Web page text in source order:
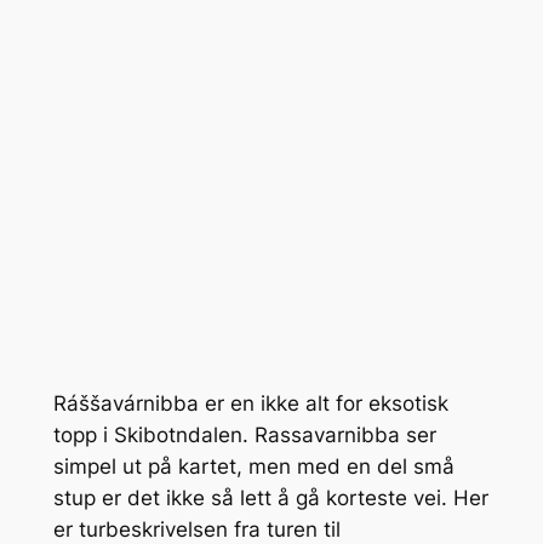
Ráššavárnibba er en ikke alt for eksotisk
topp i Skibotndalen. Rassavarnibba ser
simpel ut på kartet, men med en del små
stup er det ikke så lett å gå korteste vei. Her
er turbeskrivelsen fra turen til